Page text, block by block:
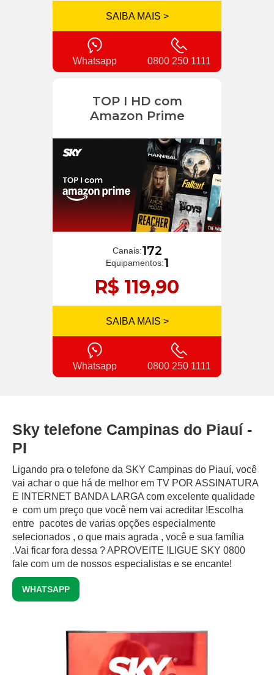
SAIBA MAIS >
Whatsapp 0800 250 1111
TOP I HD com
Amazon Prime
Canais:172
Equipamentos:1
R$ 119,90
SAIBA MAIS >
Whatsapp 0800 250 1111
Sky telefone Campinas do Piauí -
PI
Ligando pra o telefone da SKY Campinas do Piauí, você
vai achar o que há de melhor em TV POR ASSINATURA
E INTERNET BANDA LARGA com excelente qualidade
e com um preço que você nem vai acreditar !Escolha
entre pacotes de varias opções especialmente
selecionados , o que mais agrada , você e sua família
.Vai ficar fora dessa ? APROVEITE !LIGUE SKY 0800
fale com um de nossos especialistas e se encante!
WHATSAPP